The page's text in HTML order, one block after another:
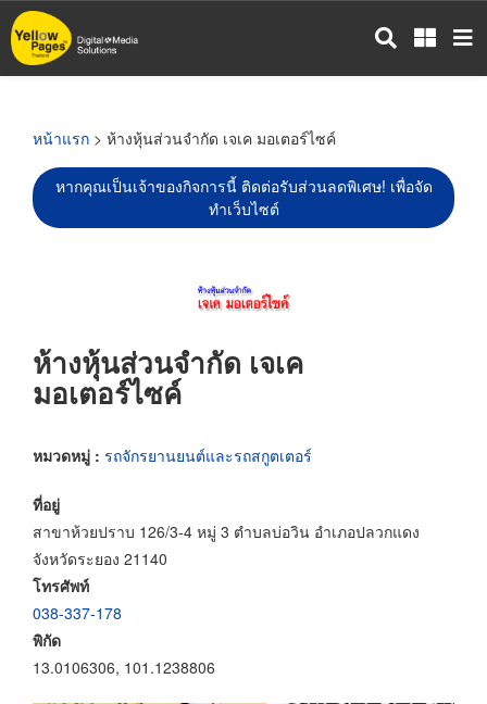
ข้าม
ไป
หน้าแรก > ห้างหุ้นส่วนจำกัด เจเค มอเตอร์ไซค์
หากคุณเป็นเจ้าของกิจการนี้ ติดต่อรับส่วนลดพิเศษ! เพื่อจัด
ทำเว็บไซต์
ห้างหุ้นส่วนจำกัด เจเค
มอเตอร์ไซค์
หมวดหมู่ : รถจักรยานยนต์และรถสกูตเตอร์
ที่อยู่
สาขาห้วยปราบ 126/3-4 หมู่ 3 ตำบลบ่อวิน อำเภอปลวกแดง
จังหวัดระยอง 21140
โทรศัพท์
038-337-178
พิกัด
13.0106306, 101.1238806